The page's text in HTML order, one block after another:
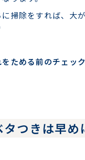
掃除をすれば、大
ためる前のチェック
つきは早め